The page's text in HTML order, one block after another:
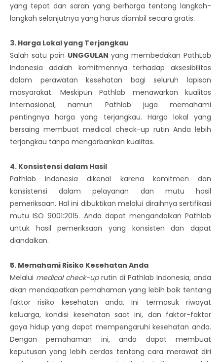
yang tepat dan saran yang berharga tentang langkah-
langkah selanjutnya yang harus diambil secara gratis.
3. Harga Lokal yang Terjangkau
Salah satu poin UNGGULAN yang membedakan PathLab
Indonesia adalah komitmennya terhadap aksesibilitas
dalam perawatan kesehatan bagi seluruh lapisan
masyarakat. Meskipun Pathlab menawarkan kualitas
internasional, namun Pathlab juga memahami
pentingnya harga yang terjangkau. Harga lokal yang
bersaing membuat medical check-up rutin Anda lebih
terjangkau tanpa mengorbankan kualitas.
4. Konsistensi dalam Hasil
Pathlab Indonesia dikenal karena komitmen dan
konsistensi dalam pelayanan dan mutu hasil
pemeriksaan. Hal ini dibuktikan melalui diraihnya sertifikasi
mutu ISO 9001:2015. Anda dapat mengandalkan Pathlab
untuk hasil pemeriksaan yang konsisten dan dapat
diandalkan.
5. Memahami Risiko Kesehatan Anda
Melalui medical check-uprutin di Pathlab Indonesia, anda
akan mendapatkan pemahaman yang lebih baik tentang
faktor risiko kesehatan anda. Ini termasuk riwayat
keluarga, kondisi kesehatan saat ini, dan faktor-faktor
gaya hidup yang dapat mempengaruhi kesehatan anda.
Dengan pemahaman ini, anda dapat membuat
keputusan yang lebih cerdas tentang cara merawat diri